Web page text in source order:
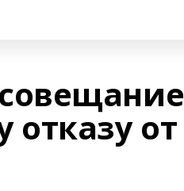
отказу от